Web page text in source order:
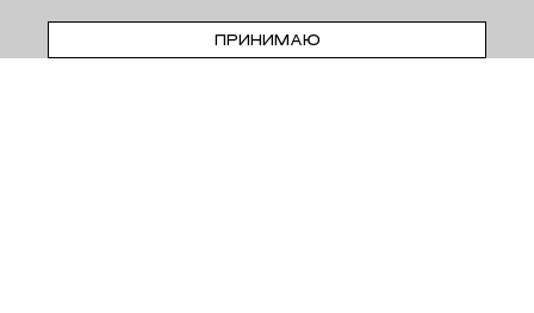
Рибофлавин (витамин B2)
WHATSAPP TELEGRAM VK
* Meta признана экстремистской организацией и запрещена на
ПРИНИМАЮ